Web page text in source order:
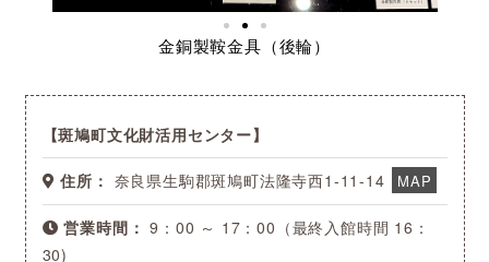
金銅製鞍金具（後輪）
斑鳩町文化財活用センター
住所： 奈良県生駒郡斑鳩町法隆寺西1-11-14 MAP
営業時間： 9：00 ～ 17：00（最終入館時間 16：
30)